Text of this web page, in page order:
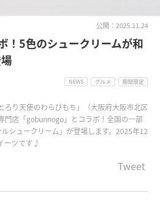
公開：2025.11.24
5色のシュークリームが和
NEWS グルメ 期間限定
ろり天使のわらびもち」（大阪府大阪市北区
門店「gobunnogo」とコラボ！全国の一部
シュークリーム」が登場します。2025年12
ーツです♪
Tweet